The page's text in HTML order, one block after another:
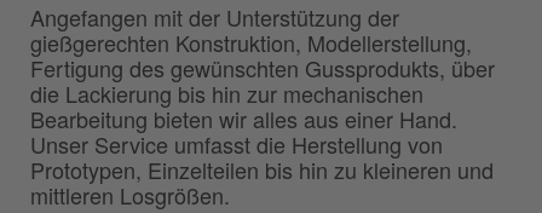
Angefangen mit der Unterstützung der
gießgerechten Konstruktion, Modellerstellung,
Fertigung des gewünschten Gussprodukts, über
die Lackierung bis hin zur mechanischen
Bearbeitung bieten wir alles aus einer Hand.
Unser Service umfasst die Herstellung von
Prototypen, Einzelteilen bis hin zu kleineren und
mittleren Losgrößen.